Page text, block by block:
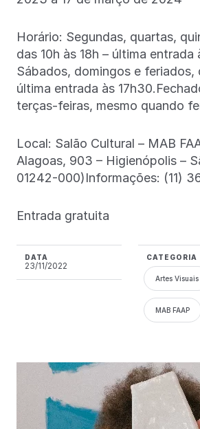
Horário: Segundas, quartas,
das 10h às 18h – última entrada
Sábados, domingos e feriados,
última entrada às
terças-feiras, mesmo quando
Local: Salão Cultural – MAB
Alagoas, 903 – Higienópolis –
01242-000)Informações: (11)
Entrada gratuita
DATA
23/11/2022
CATEGORIA
Artes Visuais
MAB FAAP